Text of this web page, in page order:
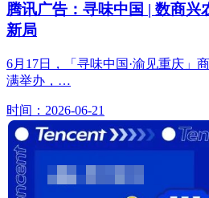
腾讯广告：寻味中国 | 数商兴
新局
6月17日，「寻味中国·渝见重庆」
满举办，…
时间：2026-06-21